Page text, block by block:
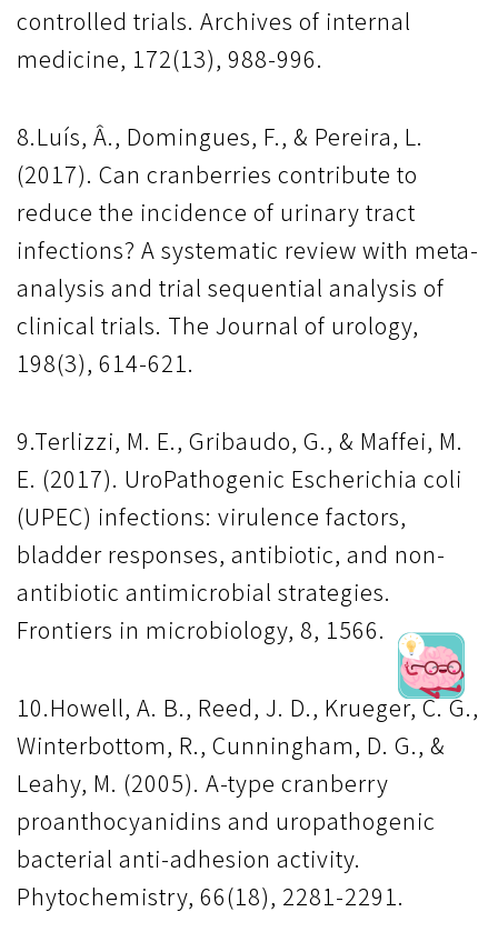
controlled trials. Archives of internal
medicine, 172(13), 988-996.
8.Luís, Â., Domingues, F., & Pereira, L.
(2017). Can cranberries contribute to
reduce the incidence of urinary tract
infections? A systematic review with meta-
analysis and trial sequential analysis of
clinical trials. The Journal of urology,
198(3), 614-621.
9.Terlizzi, M. E., Gribaudo, G., & Maffei, M.
E. (2017). UroPathogenic Escherichia coli
(UPEC) infections: virulence factors,
bladder responses, antibiotic, and non-
antibiotic antimicrobial strategies.
Frontiers in microbiology, 8, 1566.
10.Howell, A. B., Reed, J. D., Krueger, C. G.,
Winterbottom, R., Cunningham, D. G., &
Leahy, M. (2005). A-type cranberry
proanthocyanidins and uropathogenic
bacterial anti-adhesion activity.
Phytochemistry, 66(18), 2281-2291.